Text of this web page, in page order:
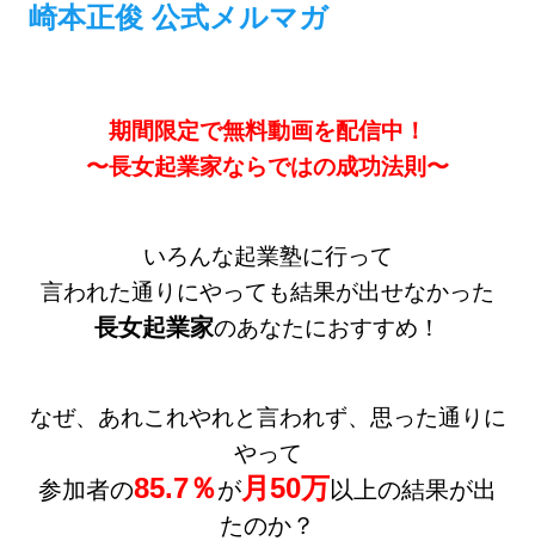
崎本正俊 公式メルマガ
期間限定で無料動画を配信中！
〜長女起業家ならではの成功法則〜
いろんな起業塾に行って
言われた通りにやっても結果が出せなかった
長女起業家のあなたにおすすめ！
なぜ、あれこれやれと言われず、思った通りに
やって
参加者の85.7％が月50万以上の結果が出
たのか？